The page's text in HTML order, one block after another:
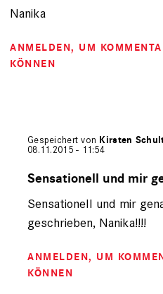
Nanika
ANMELDEN, UM
KÖNNEN
Gespeichert von Kirsten
08.11.2015 - 11:54
auf
Nanika
(nicht
registriert)
Sensationell und mir
Sensationell und mir
geschrieben, Nanika!!!!
ANMELDEN, UM
KÖNNEN